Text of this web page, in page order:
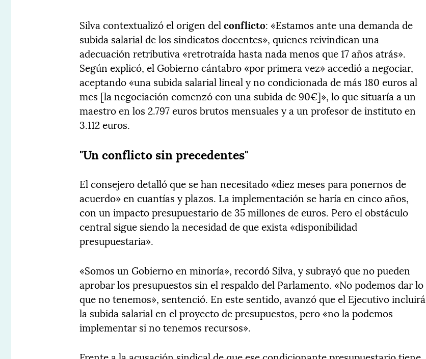
Silva contextualizó el origen delconflicto: «Estamos ante una demanda de
subida salarial de los sindicatos docentes», quienes reivindican una
adecuación retributiva «retrotraída hasta nada menos que 17 años atrás».
Según explicó, el Gobierno cántabro «por primera vez» accedió a negociar,
aceptando «una subida salarial lineal y no condicionada de más 180 euros al
mes [la negociación comenzó con una subida de 90€]», lo que situaría a un
maestro en los 2.797 euros brutos mensuales y a un profesor de instituto en
3.112 euros.
"Un conflicto sin precedentes"
El consejero detalló que se han necesitado «diez meses para ponernos de
acuerdo» en cuantías y plazos. La implementación se haría en cinco años,
con un impacto presupuestario de 35 millones de euros. Pero el obstáculo
central sigue siendo la necesidad de que exista «disponibilidad
presupuestaria».
«Somos un Gobierno en minoría», recordó Silva, y subrayó que no pueden
aprobar los presupuestos sin el respaldo del Parlamento. «No podemos dar lo
que no tenemos», sentenció. En este sentido, avanzó que el Ejecutivo incluirá
la subida salarial en el proyecto de presupuestos, pero «no la podemos
implementar si no tenemos recursos».